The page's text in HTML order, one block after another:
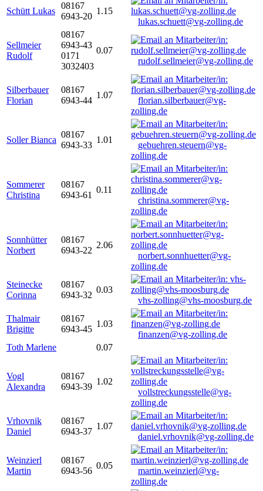
Schütt Lukas
08167
6943-20
1.15
lukas.schuett@vg-zolling.de
Sellmeier
Rudolf
08167
6943-43
0171
3032403
0.07
rudolf.sellmeier@vg-zolling.de
Silberbauer
Florian
08167
6943-44
1.07
florian.silberbauer@vg-
zolling.de
Soller Bianca
08167
6943-33
1.01
gebuehren.steuern@vg-
zolling.de
Sommerer
Christina
08167
6943-61
0.11
christina.sommerer@vg-
zolling.de
Sonnhütter
Norbert
08167
6943-22
2.06
norbert.sonnhuetter@vg-
zolling.de
Steinecke
Corinna
08167
6943-32
0.03
vhs-zolling@vhs-moosburg.de
Thalmair
Brigitte
08167
6943-45
1.03
finanzen@vg-zolling.de
Toth Marlene
0.07
Vogl
Alexandra
08167
6943-39
1.02
vollstreckungsstelle@vg-
zolling.de
Vrhovnik
Daniel
08167
6943-37
1.07
daniel.vrhovnik@vg-zolling.de
Weinzierl
Martin
08167
6943-56
0.05
martin.weinzierl@vg-
zolling.de